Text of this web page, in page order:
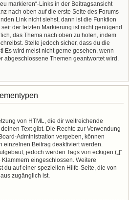
markieren“-Links in der Beitragsansicht
nach oben auf die erste Seite des Forums
Link nicht siehst, dann ist die Funktion
der letzten Markierung ist nicht genügend
das Thema nach oben zu holen, indem
Stelle jedoch sicher, dass du die
Es wird meist nicht gerne gesehen, wenn
abgeschlossene Themen geantwortet wird.
von HTML, die dir weitreichende
Text gibt. Die Rechte zur Verwendung
Administration vergeben, können
einzelnen Beitrag deaktiviert werden.
jedoch werden Tags von eckigen („[“
Klammern eingeschlossen. Weitere
du auf einer speziellen Hilfe-Seite, die von
zugänglich ist.